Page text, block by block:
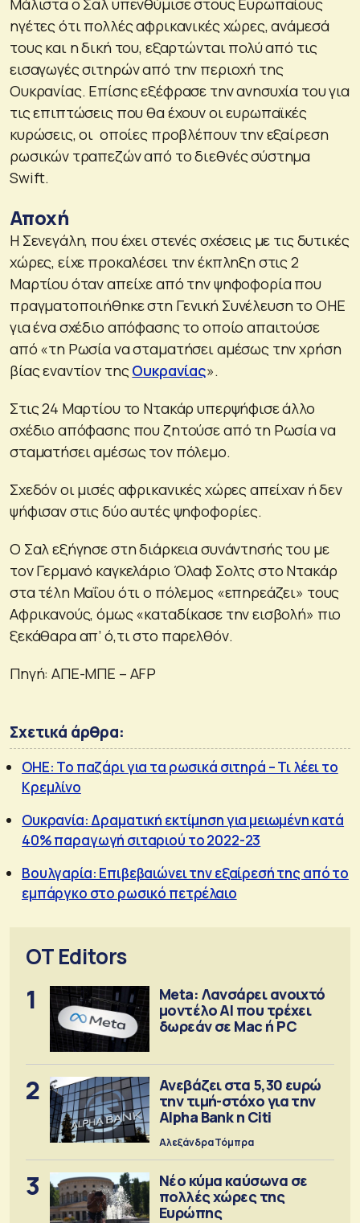
ηγέτες ότι πολλές αφρικανικές χώρες, ανάμεσά
τους και η δική του, εξαρτώνται πολύ από τις
εισαγωγές σιτηρών από την περιοχή της
Ουκρανίας. Επίσης εξέφρασε την ανησυχία του για
τις επιπτώσεις που θα έχουν οι ευρωπαϊκές
κυρώσεις, οι οποίες προβλέπουν την εξαίρεση
ρωσικών τραπεζών από το διεθνές σύστημα
Swift.
Αποχή
Η Σενεγάλη, που έχει στενές σχέσεις με τις δυτικές
χώρες, είχε προκαλέσει την έκπληξη στις 2
Μαρτίου όταν απείχε από την ψηφοφορία που
πραγματοποιήθηκε στη Γενική Συνέλευση το ΟΗΕ
για ένα σχέδιο απόφασης το οποίο απαιτούσε
από «τη Ρωσία να σταματήσει αμέσως την χρήση
βίας εναντίον τηςΟυκρανίας».
Στις 24 Μαρτίου το Ντακάρ υπερψήφισε άλλο
σχέδιο απόφασης που ζητούσε από τη Ρωσία να
σταματήσει αμέσως τον πόλεμο.
Σχεδόν οι μισές αφρικανικές χώρες απείχαν ή δεν
ψήφισαν στις δύο αυτές ψηφοφορίες.
Ο Σαλ εξήγησε στη διάρκεια συνάντησής του με
τον Γερμανό καγκελάριο Όλαφ Σολτς στο Ντακάρ
στα τέλη Μαΐου ότι ο πόλεμος «επηρεάζει» τους
Αφρικανούς, όμως «καταδίκασε την εισβολή» πιο
ξεκάθαρα απ’ ό,τι στο παρελθόν.
Πηγή: ΑΠΕ-ΜΠΕ – AFP
Σχετικά άρθρα:
ΟΗΕ: Το παζάρι για τα ρωσικά σιτηρά – Τι λέει το
Κρεμλίνο
Ουκρανία: Δραματική εκτίμηση για μειωμένη κατά
40% παραγωγή σιταριού το 2022-23
Βουλγαρία: Επιβεβαιώνει την εξαίρεσή της από το
εμπάργκο στο ρωσικό πετρέλαιο
OT Editors
1
Meta: Λανσάρει ανοιχτό
μοντέλο ΑΙ που τρέχει
δωρεάν σε Mac ή PC
2
Ανεβάζει στα 5,30 ευρώ
την τιμή-στόχο για την
Alpha Bank η Citi
Αλεξάνδρα Τόμπρα
3
Νέο κύμα καύσωνα σε
πολλές χώρες της
Ευρώπης